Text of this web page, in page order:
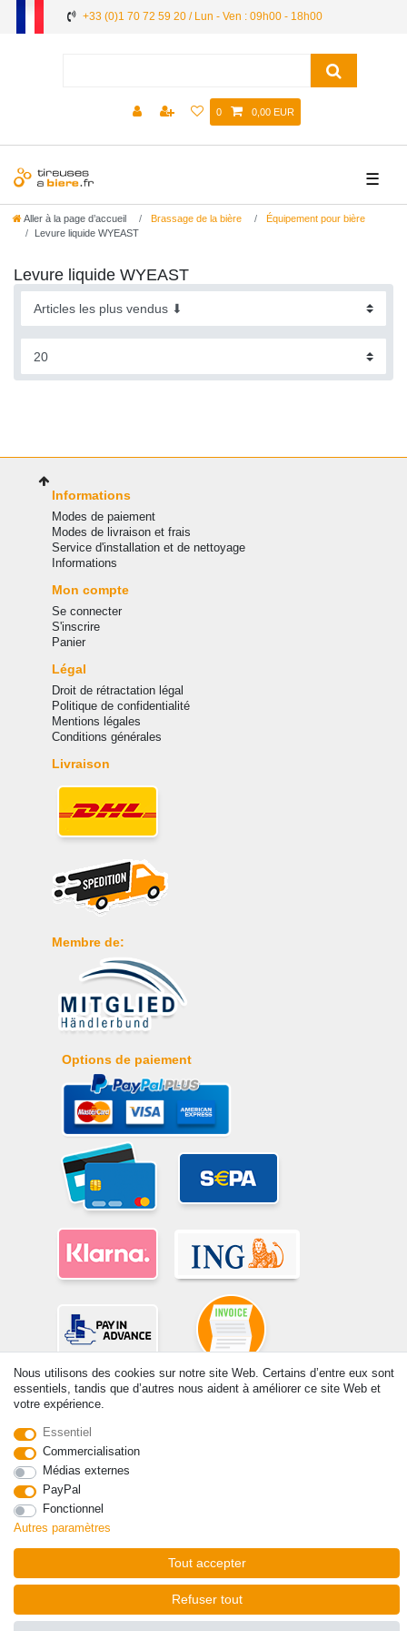
+33 (0)1 70 72 59 20 / Lun - Ven : 09h00 - 18h00
0 0,00 EUR
☰
Aller à la page d’accueil Brassage de la bière
Équipement pour bière
Levure liquide WYEAST
Levure liquide WYEAST
Informations
Modes de paiement
Modes de livraison et frais
Service d'installation et de nettoyage
Informations
Mon compte
Se connecter
S'inscrire
Panier
Légal
Droit de rétractation légal
Politique de confidentialité
Mentions légales
Conditions générales
Livraison
Membre de:
Options de paiement
© Copyright 2026 | Tous droits réservés. -Tous droits réservés – Les
prix indiqués par le Vendeur au moment de la commande sont libellés
en Euros TTC. Les conditions s’appliquent aux livraisons en France !
Nous utilisons des cookies sur notre site Web. Certains d’entre eux sont
essentiels, tandis que d’autres nous aident à améliorer ce site Web et
votre expérience.
Essentiel
Commercialisation
Médias externes
PayPal
Fonctionnel
Autres paramètres
Tout accepter
Refuser tout
Rétracter le contrat ici